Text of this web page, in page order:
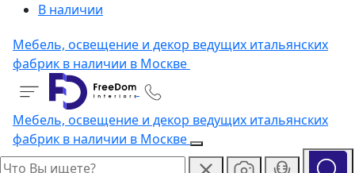
В наличии
Мебель, освещение и декор ведущих итальянских
фабрик в наличии в Москве
Мебель, освещение и декор ведущих итальянских
фабрик в наличии в Москве